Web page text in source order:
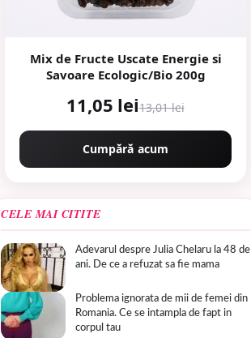
Mix de Fructe Uscate Energie si
Savoare Ecologic/Bio 200g
11,05 lei13,01 lei
Cumpără acum
CELE MAI CITITE
Adevarul despre Julia Chelaru la 48 de
ani. De ce a refuzat sa fie mama
Problema ignorata de mii de femei din
Romania. Ce se intampla de fapt in
corpul tau